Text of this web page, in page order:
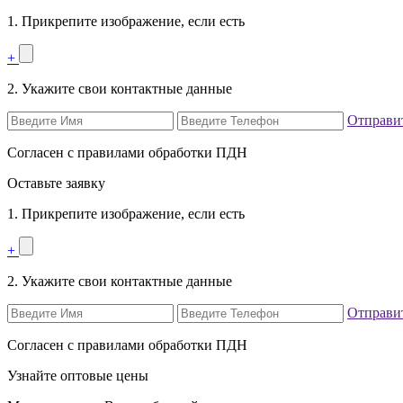
1. Прикрепите изображение, если есть
+
2. Укажите свои контактные данные
Согласен с правилами обработки ПДН
Оставьте заявку
1. Прикрепите изображение, если есть
+
2. Укажите свои контактные данные
Согласен с правилами обработки ПДН
Узнайте оптовые цены